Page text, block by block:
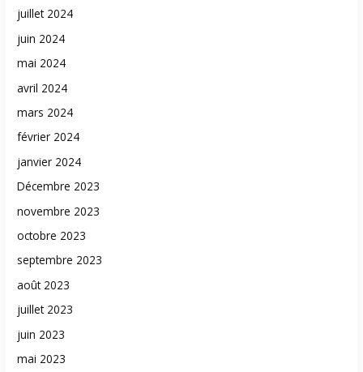
juillet 2024
juin 2024
mai 2024
avril 2024
mars 2024
février 2024
janvier 2024
Décembre 2023
novembre 2023
octobre 2023
septembre 2023
août 2023
juillet 2023
juin 2023
mai 2023